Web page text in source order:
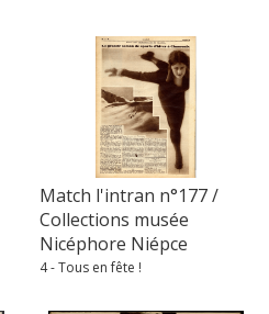
Match l'intran n°177 /
Collections musée
Nicéphore Niépce
4 - Tous en fête !